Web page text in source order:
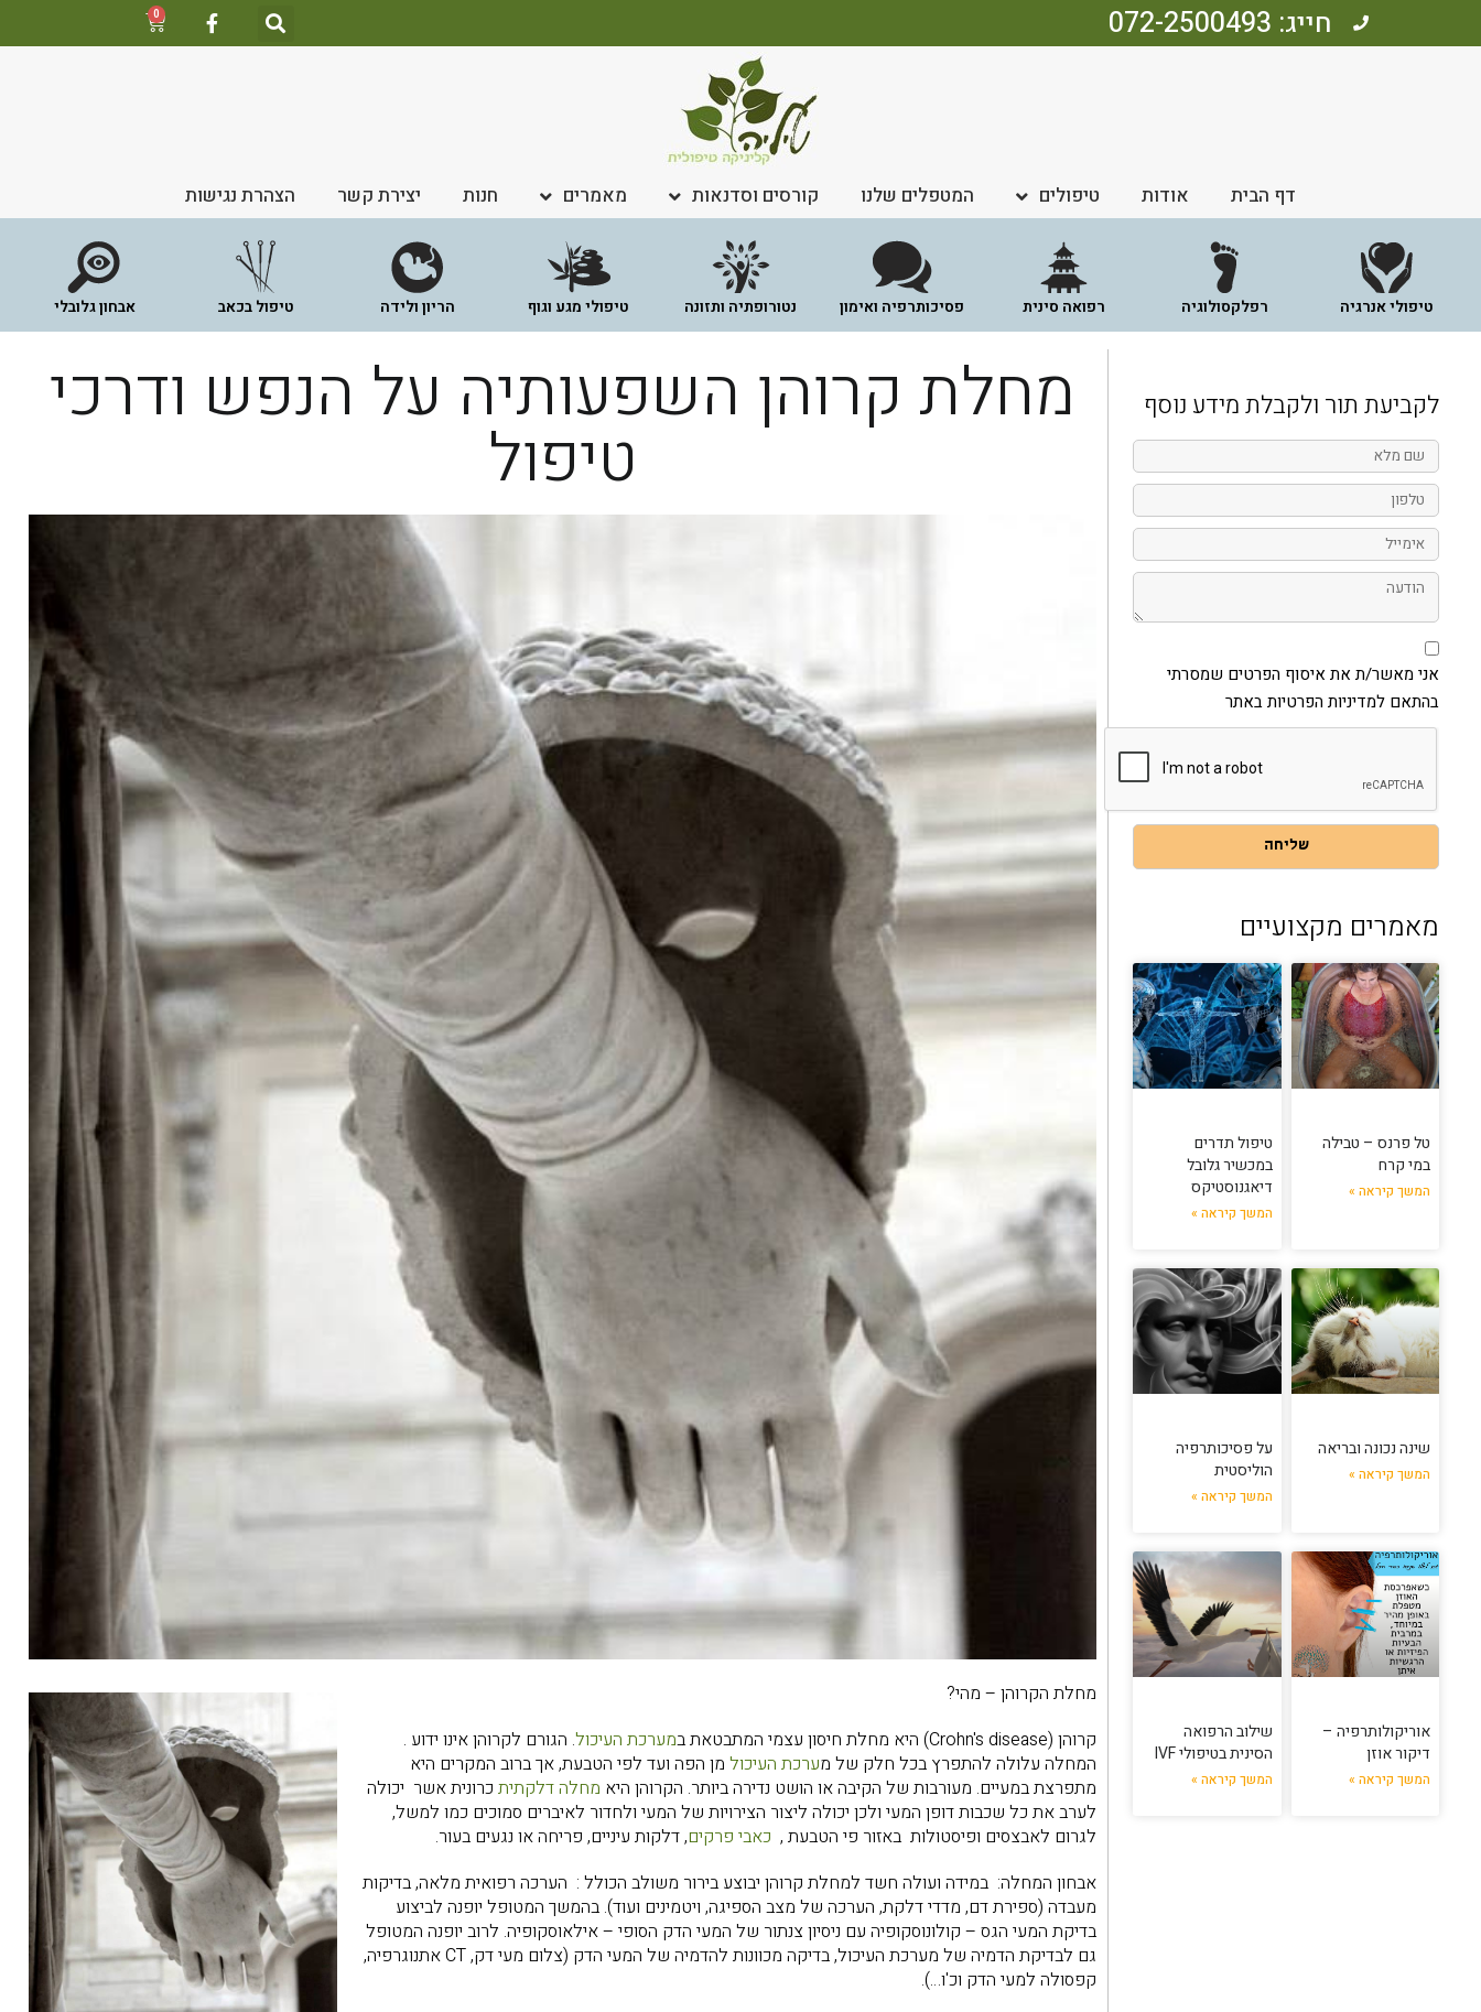
חייג: 072-2500493 0
דף הבית אודות טיפולים המטפלים שלנו קורסים וסדנאות מאמרים חנות יצירת קשר הצהרת נגישות
טיפולי אנרגיה רפלקסולוגיה רפואה סינית פסיכותרפיה ואימון נטורופתיה ותזונה טיפולי מגע וגוף הריון ולידה טיפול בכאב אבחון גלובלי
לקביעת תור ולקבלת מידע נוסף
שם
מלא
טלפון
אימייל
הודעה
אני
מאשר/ת
את
הפרטים
שמסרתי
באתר
אני מאשר/ת את איסוף הפרטים שמסרתי
בהתאם למדיניות הפרטיות באתר
שליחה
מאמרים מקצועיים
טל פרנס – טבילה
במי קרח
המשך קיראה »
טיפול תדרים
במכשיר גלובל
דיאגנוסטיקס
המשך קיראה »
שינה נכונה ובריאה
המשך קיראה »
על פסיכותרפיה
הוליסטית
המשך קיראה »
אוריקולותרפיה –
דיקור אוזן
המשך קיראה »
שילוב הרפואה
הסינית בטיפולי IVF
המשך קיראה »
מחלת קרוהן השפעותיה על הנפש ודרכי
טיפול
מחלת הקרוהן – מהי?
קרוהן (Crohn's disease) היא מחלת חיסון עצמי המתבטאת ב
מערכת העיכול. הגורם לקרוהן אינו ידוע .
המחלה עלולה להתפרץ בכל חלק של מערכת העיכולמן הפה ועד לפי הטבעת, אך ברוב המקרים היא
מתפרצת במעיים. מעורבות של הקיבה או הושט נדירה ביותר. הקרוהן היא מחלה דלקתיתכרונית אשר יכולה
לערב את כל שכבות דופן המעי ולכן יכולה ליצור הצירויות של המעי ולחדור לאיברים סמוכים כמו למשל,
לגרום לאבצסים ופיסטולות באזור פי הטבעת , כאבי פרקים, דלקות עיניים, פריחה או נגעים בעור.
אבחון המחלה: במידה ועולה חשד למחלת קרוהן יבוצע בירור משולב הכולל : הערכה רפואית מלאה, בדיקות
מעבדה (ספירת דם, מדדי דלקת, הערכה של מצב הספיגה, ויטמינים ועוד). בהמשך המטופל יופנה לביצוע
בדיקת המעי הגס – קולונוסקופיה עם ניסיון צנתור של המעי הדק הסופי – אילאוסקופיה. לרוב יופנה המטופל
גם לבדיקת הדמיה של מערכת העיכול, בדיקה מכוונות להדמיה של המעי הדק (צלום מעי דק, CT אתנוגרפיה,
קפסולה למעי הדק וכ'ו…).